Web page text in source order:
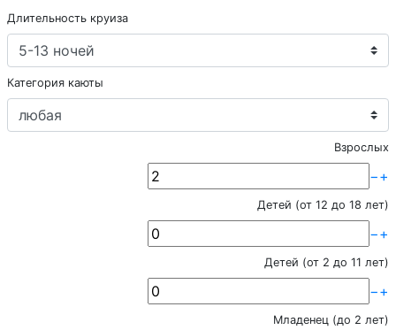
Длительность круиза
Категория каюты
Взрослых
−+
Детей (от 12 до 18 лет)
−+
Детей (от 2 до 11 лет)
−+
Младенец (до 2 лет)